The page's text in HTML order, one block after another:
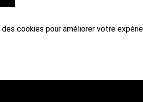
des cookies pour améliorer votre
Ce